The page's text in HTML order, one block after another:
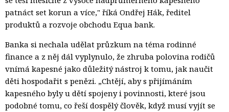
patnáct set korun a více," říká Ondřej Hák, ředitel
produktů a rozvoje obchodu Equa bank.
Banka si nechala udělat průzkum na téma rodinné
finance a z něj dál vyplynulo, že zhruba polovina rodičů
vnímá kapesné jako důležitý nástroj k tomu, jak naučit
děti hospodařit s penězi. „Chtějí, aby s přijímáním
kapesného byly u dětí spojeny i povinnosti, které jsou
podobné tomu, co řeší dospělý člověk, když musí vyjít se